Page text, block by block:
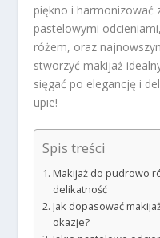
piękno i harmonizować
pastelowymi
różem, oraz
stworzyć makijaż
sięgać po elegancję i
upie!
Spis treści
Makijaż do pudrowo
delikatność
Jak dopasować
okazje?